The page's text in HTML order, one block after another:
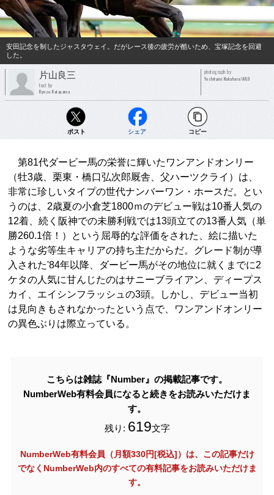
安田記念を制したジャスタウェイ。だがレース後の疲労が酷いため、宝塚記念を回避
した。
片山良三
text by
Ryozo Katayama
photograph by
Yoshifumi Nakahara/AFLO
ポスト シェア コピー
第81代ダービー馬の栄誉に輝いたワンアンドオンリー
（牡3歳、栗東・橋口弘次郎厩舎、父ハーツクライ）は、
非常に珍しいタイプの世代ナンバーワン・ホースだ。とい
うのは、2歳夏の小倉芝1800ｍのデビュー戦は10番人気の
12着、続く阪神での未勝利戦では13頭立ての13番人気（単
勝260.1倍！）という屈辱的な評価をされた、絵に描いた
ような劣等生キャリアの持ち主だからだ。グレード制が導
入された'84年以降、ダービー馬がその地位に就くまでに2
ケタの人気に甘んじたのはサニーブライアン、ディープス
カイ、エイシンフラッシュの3頭。しかし、デビュー当初
は見向きもされなかったという点で、ワンアンドオンリー
の異色ぶりは際立っている。
こちらは雑誌『Number』の掲載記事です。
NumberWeb有料会員になると続きをお読みいただけま
す。
残り: 619文字
NumberWeb有料会員（月額330円[税込]）は、この記事だけ
でなく NumberWeb内のすべての有料記事をお読みいただけま
す。